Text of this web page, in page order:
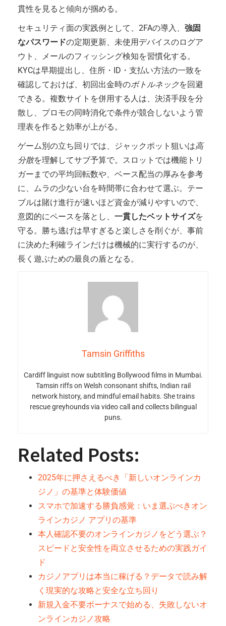
貫性を見ると傾向が掴める。
セキュリティ面の実践例として、2FAの導入、 強固
なパスワードの定期更新、未使用デバイスのログア
ウト、メールのフィッシング検知を習慣化する。
KYCは早期提出し、住所・ID・支払い方法の一致を
確認しておけば、初回出金時のボトルネックを回避
できる。複数サイトを併用する人は、決済手段を分
散し、プロモの同時消化で条件が競合しないよう管
理表を作ると効率が上がる。
ゲーム別の立ち回りでは、ジャックポット狙いは高
分散を理解してサブ予算で。スロットでは機能トリ
ガーまでの平均回転数や、ベース配当の厚みを参考
に、ムラの少ない台を時間帯に合わせて選ぶ。テー
ブルは賭け進行が速いほど資金が減りやすいので、
意図的にペースを落とし、 一貫したベットサイズを
守る。勝ち逃げは早すぎると楽しさを削ぐが、事前
に決めた利確ラインだけは機械的に実行するのが、
長く遊ぶための最良の盾となる。
Tamsin Griffiths
Cardiff linguist now subtitling Bollywood films in Mumbai.
Tamsin riffs on Welsh consonant shifts, Indian rail
network history, and mindful email habits. She trains
rescue greyhounds via video call and collects bilingual
puns.
Related Posts:
2025年に押さえるべき「新しいオンラインカ
ジノ」の基準と体験価値
スマホで加速する勝負感覚：いま選ぶべきオン
ラインカジノ アプリの基準
本人確認不要のオンラインカジノをどう選ぶ？
スピードと安全性を両立させるための実践ガイ
ド
カジノアプリは本当に稼げる？データで読み解
く現実的な攻略と安全な立ち回り
新規入金不要ボーナスで始める、失敗しないオ
ンラインカジノ攻略